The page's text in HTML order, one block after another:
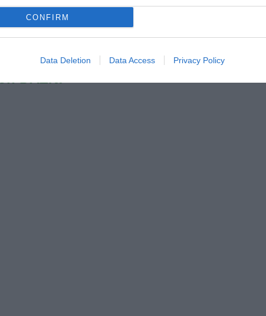
CONFIRM
Data Deletion Data Access Privacy Policy
anche milanista per me è proprio un mito".
della tua squadra. Attiva
DAZN!